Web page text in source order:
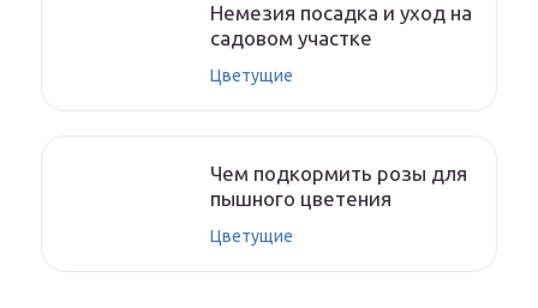
Немезия посадка и уход на
садовом участке
Цветущие
Чем подкормить розы для
пышного цветения
Цветущие